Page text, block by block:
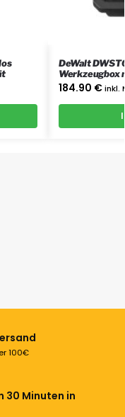
DeWalt
Werkzeugbox
184.90 € inkl.
100€
30 Minuten in